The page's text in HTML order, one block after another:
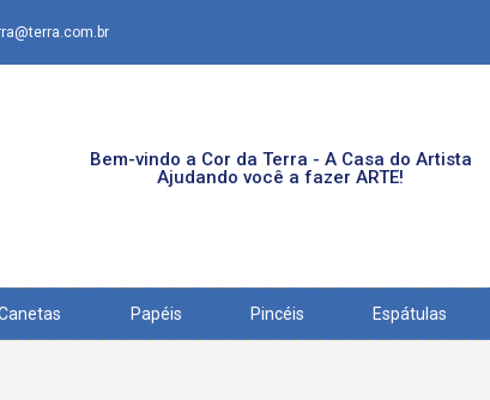
Bem-vindo a Cor da Terra - A Casa do Artista
Ajudando você a fazer ARTE!
Papéis Pincéis Espátulas